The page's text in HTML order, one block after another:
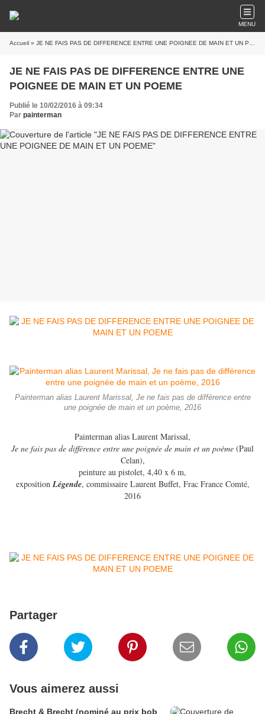
MENU
Accueil » JE NE FAIS PAS DE DIFFERENCE ENTRE UNE POIGNEE DE MAIN ET UN POEME
JE NE FAIS PAS DE DIFFERENCE ENTRE UNE
POIGNEE DE MAIN ET UN POEME
Publié le 10/02/2016 à 09:34
Par painterman
Painterman alias Laurent Marissal, Je ne fais pas de différence entre
une poignée de main et un poème, 2016
Painterman alias Laurent Marissal,
Je ne fais pas de différence entre une poignée de main et un poème (Paul
Celan),
peinture au pistolet, 4,40 x 6 m,
expositionLégende, commissaire Laurent Buffet, Frac France Comté,
2016
Partager
Vous aimerez aussi
Brecht & Brecht (nominé au prix bob